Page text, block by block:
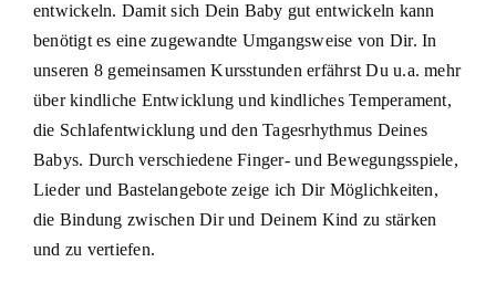
entwickeln. Damit sich Dein Baby gut entwickeln kann
benötigt es eine zugewandte Umgangsweise von Dir. In
unseren 8 gemeinsamen Kursstunden erfährst Du u.a. mehr
über kindliche Entwicklung und kindliches Temperament,
die Schlafentwicklung und den Tagesrhythmus Deines
Babys. Durch verschiedene Finger- und Bewegungsspiele,
Lieder und Bastelangebote zeige ich Dir Möglichkeiten,
die Bindung zwischen Dir und Deinem Kind zu stärken
und zu vertiefen.